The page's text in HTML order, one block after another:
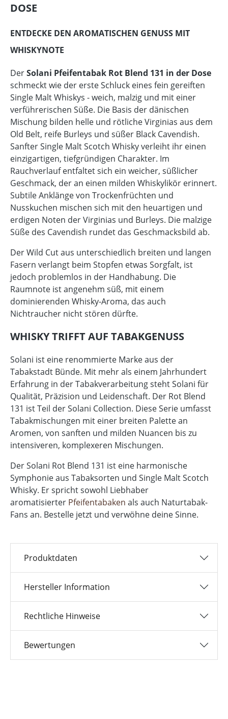
DOSE
ENTDECKE DEN AROMATISCHEN GENUSS MIT
WHISKYNOTE
DerSolani Pfeifentabak Rot Blend 131 in der Dose
schmeckt wie der erste Schluck eines fein gereiften
Single Malt Whiskys - weich, malzig und mit einer
verführerischen Süße. Die Basis der dänischen
Mischung bilden helle und rötliche Virginias aus dem
Old Belt, reife Burleys und süßer Black Cavendish.
Sanfter Single Malt Scotch Whisky verleiht ihr einen
einzigartigen, tiefgründigen Charakter. Im
Rauchverlauf entfaltet sich ein weicher, süßlicher
Geschmack, der an einen milden Whiskylikör erinnert.
Subtile Anklänge von Trockenfrüchten und
Nusskuchen mischen sich mit den heuartigen und
erdigen Noten der Virginias und Burleys. Die malzige
Süße des Cavendish rundet das Geschmacksbild ab.
Der Wild Cut aus unterschiedlich breiten und langen
Fasern verlangt beim Stopfen etwas Sorgfalt, ist
jedoch problemlos in der Handhabung. Die
Raumnote ist angenehm süß, mit einem
dominierenden Whisky-Aroma, das auch
Nichtraucher nicht stören dürfte.
WHISKY TRIFFT AUF TABAKGENUSS
Solani ist eine renommierte Marke aus der
Tabakstadt Bünde. Mit mehr als einem Jahrhundert
Erfahrung in der Tabakverarbeitung steht Solani für
Qualität, Präzision und Leidenschaft. Der Rot Blend
131 ist Teil der Solani Collection. Diese Serie umfasst
Tabakmischungen mit einer breiten Palette an
Aromen, von sanften und milden Nuancen bis zu
intensiveren, komplexeren Mischungen.
Der Solani Rot Blend 131 ist eine harmonische
Symphonie aus Tabaksorten und Single Malt Scotch
Whisky. Er spricht sowohl Liebhaber
aromatisierter Pfeifentabaken als auch Naturtabak-
Fans an. Bestelle jetzt und verwöhne deine Sinne.
Produktdaten
Hersteller Information
Rechtliche Hinweise
Bewertungen